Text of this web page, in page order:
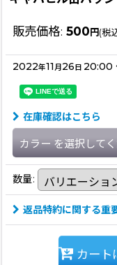
販売価格: 500円(税
2022年11月 26日 20:00
在庫確認はこちら
カラー を選択して
数量:
返品特約に関する重
カート